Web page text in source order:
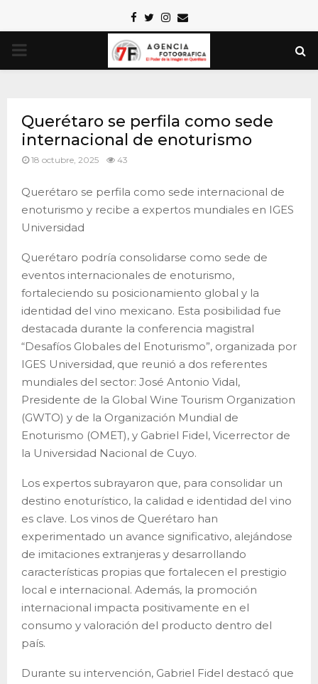
Facebook
TwitterInstagram
Email
PRIMARY
Querétaro se perfila como sede
internacional de enoturismo
18 octubre, 2025 43
Querétaro se perfila como sede internacional de
enoturismo y recibe a expertos mundiales en IGES
Universidad
Querétaro podría consolidarse como sede de
eventos internacionales de enoturismo,
fortaleciendo su posicionamiento global y la
identidad del vino mexicano. Esta posibilidad fue
destacada durante la conferencia magistral
“Desafíos Globales del Enoturismo”, organizada por
IGES Universidad, que reunió a dos referentes
mundiales del sector: José Antonio Vidal,
Presidente de la Global Wine Tourism Organization
(GWTO) y de la Organización Mundial de
Enoturismo (OMET), y Gabriel Fidel, Vicerrector de
la Universidad Nacional de Cuyo.
Los expertos subrayaron que, para consolidar un
destino enoturístico, la calidad e identidad del vino
es clave. Los vinos de Querétaro han
experimentado un avance significativo, alejándose
de imitaciones extranjeras y desarrollando
características propias que fortalecen el prestigio
local e internacional. Además, la promoción
internacional impacta positivamente en el
consumo y valoración del producto dentro del
país.
Durante su intervención, Gabriel Fidel destacó que